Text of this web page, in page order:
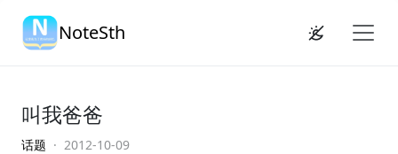
NoteSth
叫我爸爸
话题 · 2012-10-09